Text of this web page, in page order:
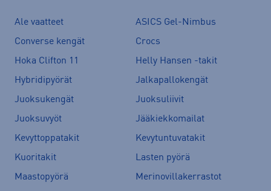
Ale vaatteet
ASICS Gel-Nimbus
Converse kengät
Crocs
Hoka Clifton 11
Helly Hansen -takit
Hybridipyörät
Jalkapallokengät
Juoksukengät
Juoksuliivit
Juoksuvyöt
Jääkiekkomailat
Kevyttoppatakit
Kevytuntuvatakit
Kuoritakit
Lasten pyörä
Maastopyörä
Merinovillakerrastot